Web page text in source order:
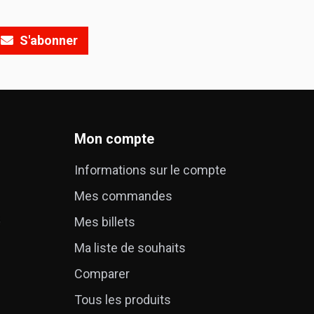
S'abonner
Mon compte
Informations sur le compte
Mes commandes
Mes billets
Ma liste de souhaits
Comparer
Tous les produits